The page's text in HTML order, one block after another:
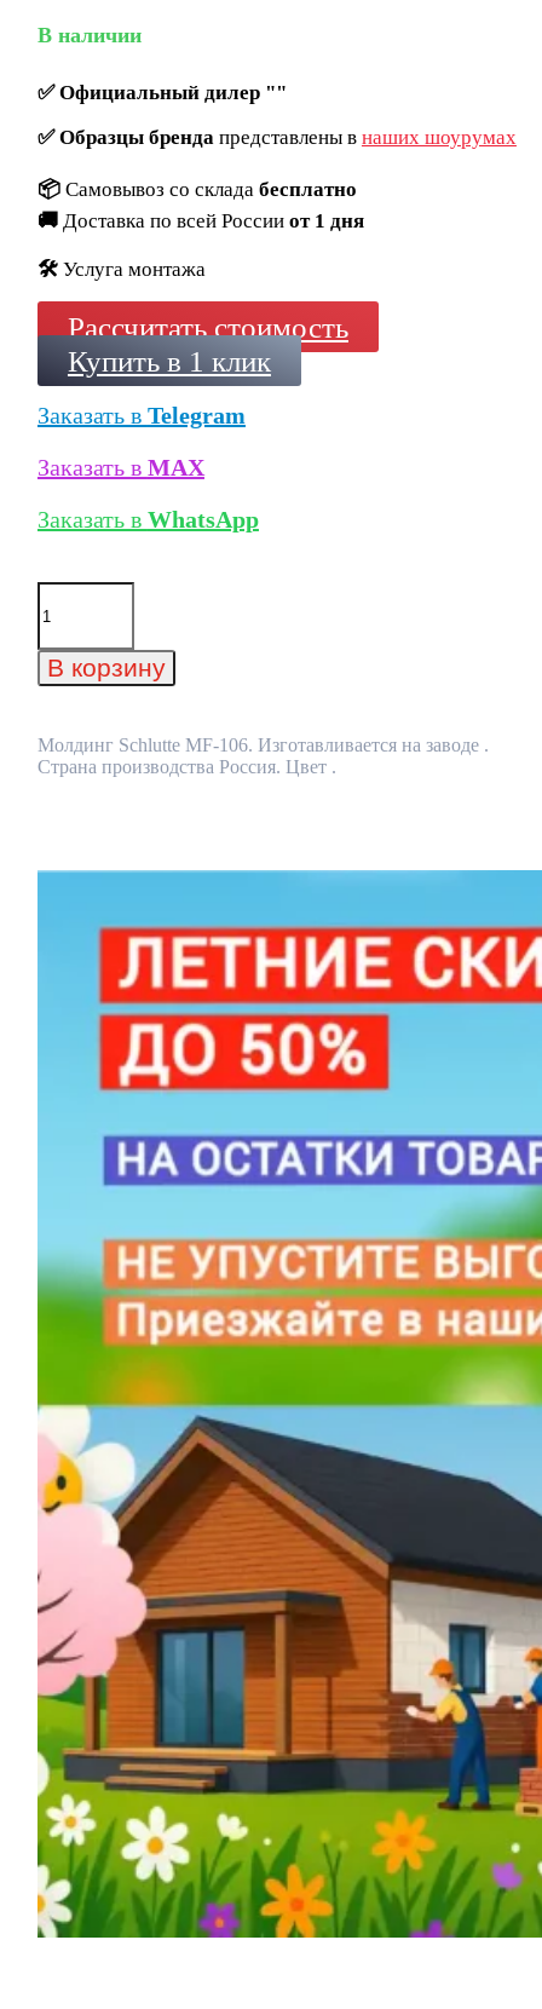
В наличии
✅Официальный дилер ""
✅Образцы брендапредставлены в наших шоурумах
📦 Самовывоз со склада бесплатно
🚚 Доставка по всей России от 1 дня
🛠️ Услуга монтажа
Рассчитать стоимость
Купить в 1 клик
Заказать в Telegram
Заказать в MAX
Заказать в WhatsApp
Количество
товара
Schlutte
MF-
В корзину
Молдинг Schlutte MF-106. Изготавливается на заводе .
Страна производства Россия. Цвет .